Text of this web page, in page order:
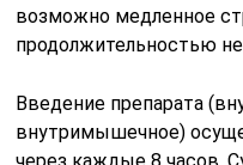
возможно медленное
продолжительностью
Введение препарата
внутримышечное)